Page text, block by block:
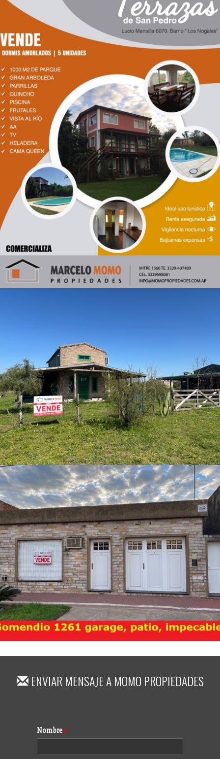
ENVIAR MENSAJE AMOMO PROPIEDADES
Formulario
Nombre